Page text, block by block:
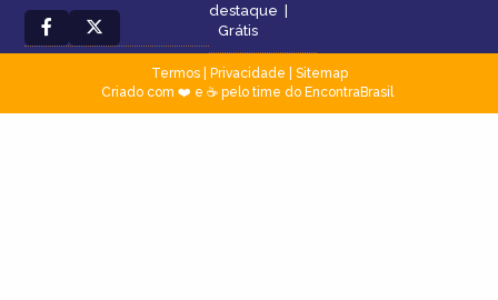
destaque |
Grátis
Termos| Privacidade
Sitemap
Criado com ❤️ e ☕ pelo time do EncontraBrasil